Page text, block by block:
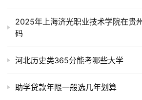
2025年上海济光职业技术学院在贵
码
河北历史类365分能考哪些大学
助学贷款年限一般选几年划算